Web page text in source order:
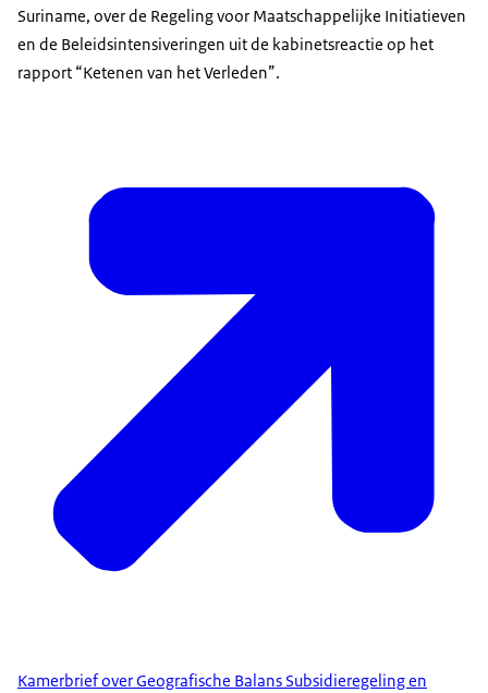
Suriname, over de Regeling voor Maatschappelijke Initiatieven
en de Beleidsintensiveringen uit de kabinetsreactie op het
rapport “Ketenen van het Verleden”.
Kamerbrief over Geografische Balans Subsidieregeling en